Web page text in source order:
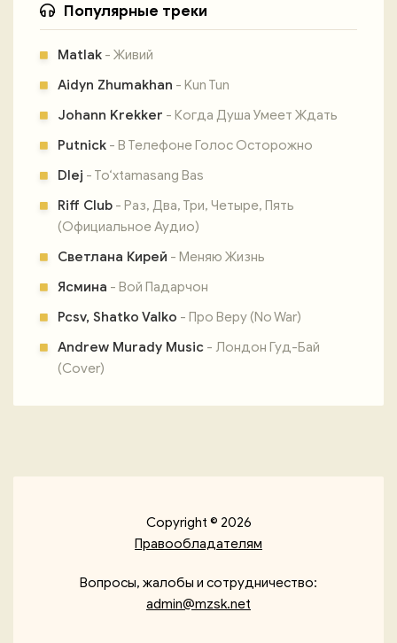
Популярные треки
Matlak - Живий
Aidyn Zhumakhan - Kun Tun
Johann Krekker - Когда Душа Умеет Ждать
Putnick - В Телефоне Голос Осторожно
Dlej - To‘xtamasang Bas
Riff Club - Раз, Два, Три, Четыре, Пять
(Официальное Аудио)
Светлана Кирей - Меняю Жизнь
Ясмина - Вой Падарчон
Pcsv, Shatko Valko - Про Веру (No War)
Andrew Murady Music - Лондон Гуд-Бай
(Cover)
Copyright © 2026
Правообладателям
Вопросы, жалобы и сотрудничество:
admin@mzsk.net